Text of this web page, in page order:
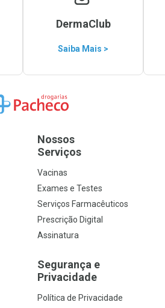
DermaClub
Saiba Mais >
a Home
Nossos
Serviços
Vacinas
Exames e Testes
Serviços Farmacêuticos
Prescrição Digital
Assinatura
Segurança e
Privacidade
Política de Privacidade